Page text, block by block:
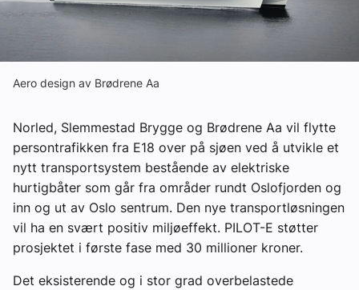
Nyheter
Aktuelle prosjekter
Aero design av Brødrene Aa
Norled, Slemmestad Brygge og Brødrene Aa vil flytte
persontrafikken fra E18 over på sjøen ved å utvikle et
nytt transportsystem bestående av elektriske
hurtigbåter som går fra områder rundt Oslofjorden og
inn og ut av Oslo sentrum. Den nye transportløsningen
vil ha en svært positiv miljøeffekt. PILOT-E støtter
prosjektet i første fase med 30 millioner kroner.
Det eksisterende og i stor grad overbelastede